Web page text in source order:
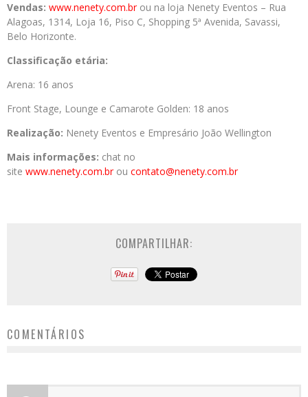
Vendas: www.nenety.com.brou na loja Nenety Eventos – Rua
Alagoas, 1314, Loja 16, Piso C, Shopping 5ª Avenida, Savassi,
Belo Horizonte.
Classificação etária:
Arena: 16 anos
Front Stage, Lounge e Camarote Golden: 18 anos
Realização: Nenety Eventos e Empresário João Wellington
Mais informações: chat no
site www.nenety.com.brou contato@nenety.com.br
COMPARTILHAR:
COMENTÁRIOS